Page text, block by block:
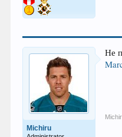
Michiru
Не